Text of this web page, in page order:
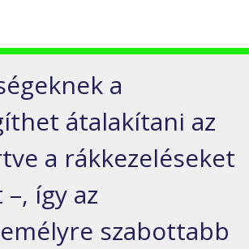
a
átalakítani az
a rákkezeléseket
így az
szabottabb